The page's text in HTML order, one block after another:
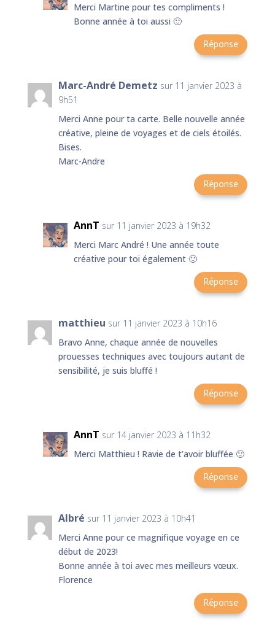
Merci Martine pour tes compliments !
Bonne année à toi aussi 🙂
Réponse
Marc-André Demetz sur 11 janvier 2023 à
9h51
Merci Anne pour ta carte. Belle nouvelle année
créative, pleine de voyages et de ciels étoilés.
Bises.
Marc-Andre
Réponse
AnnT sur 11 janvier 2023 à 19h32
Merci Marc André ! Une année toute
créative pour toi également 🙂
Réponse
matthieu sur 11 janvier 2023 à 10h16
Bravo Anne, chaque année de nouvelles
prouesses techniques avec toujours autant de
sensibilité, je suis bluffé !
Réponse
AnnT sur 14 janvier 2023 à 11h32
Merci Matthieu ! Ravie de t’avoir bluffée 🙂
Réponse
Albré sur 11 janvier 2023 à 10h41
Merci Anne pour ce magnifique voyage en ce
début de 2023!
Bonne année à toi avec mes meilleurs vœux.
Florence
Réponse